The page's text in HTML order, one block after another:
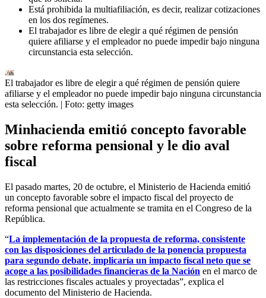
Está prohibida la multiafiliación, es decir, realizar cotizaciones
en los dos regímenes.
El trabajador es libre de elegir a qué régimen de pensión
quiere afiliarse y el empleador no puede impedir bajo ninguna
circunstancia esta selección.
El trabajador es libre de elegir a qué régimen de pensión quiere
afiliarse y el empleador no puede impedir bajo ninguna circunstancia
esta selección. | Foto: getty images
Minhacienda emitió concepto favorable
sobre reforma pensional y le dio aval
fiscal
El pasado martes, 20 de octubre, el Ministerio de Hacienda emitió
un concepto favorable sobre el impacto fiscal del proyecto de
reforma pensional que actualmente se tramita en el Congreso de la
República.
“La implementación de la propuesta de reforma, consistente
con las disposiciones del articulado de la ponencia propuesta
para segundo debate, implicaría un impacto fiscal neto que se
acoge a las posibilidades financieras de la Nación en el marco de
las restricciones fiscales actuales y proyectadas”, explica el
documento del Ministerio de Hacienda.